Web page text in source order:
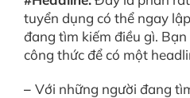
tuyển dụng có thể ngay
đang tìm kiếm điều gì.
công thức để có một
– Với những người đang